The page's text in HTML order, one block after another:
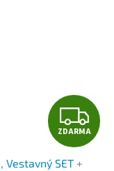
Z
D
ZDARMA
Vestavný SET +